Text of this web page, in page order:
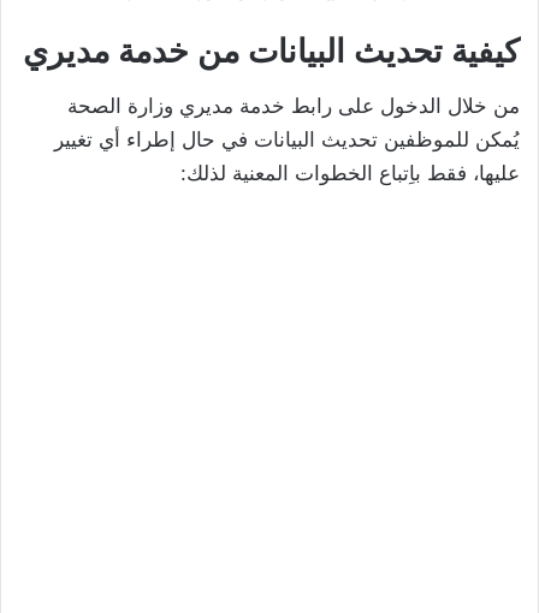
كيفية تحديث البيانات من خدمة مديري
من خلال الدخول على رابط خدمة مديري وزارة الصحة
يُمكن للموظفين تحديث البيانات في حال إطراء أي تغيير
عليها، فقط باِتباع الخطوات المعنية لذلك: